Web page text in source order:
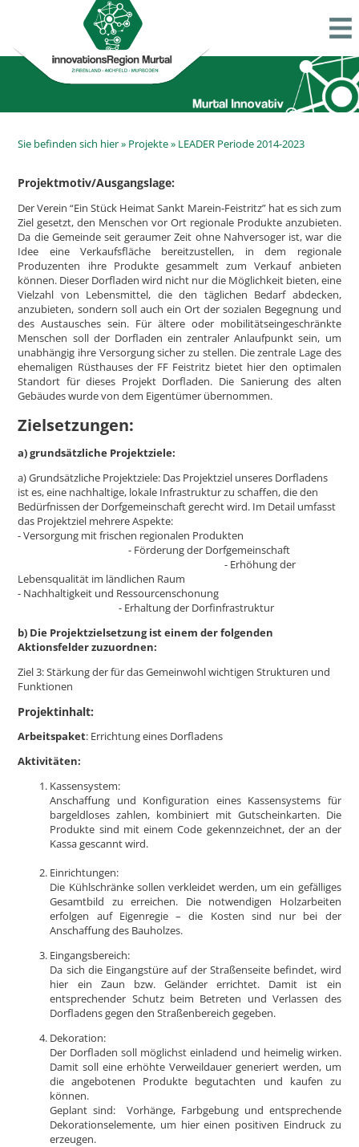
Sie befinden sich hier » Projekte» LEADER Periode 2014-2023
Projektmotiv/Ausgangslage:
Der Verein “Ein Stück Heimat Sankt Marein-Feistritz” hat es sich zum
Ziel gesetzt, den Menschen vor Ort regionale Produkte anzubieten.
Da die Gemeinde seit geraumer Zeit ohne Nahversoger ist, war die
Idee eine Verkaufsfläche bereitzustellen, in dem regionale
Produzenten ihre Produkte gesammelt zum Verkauf anbieten
können. Dieser Dorfladen wird nicht nur die Möglichkeit bieten, eine
Vielzahl von Lebensmittel, die den täglichen Bedarf abdecken,
anzubieten, sondern soll auch ein Ort der sozialen Begegnung und
des Austausches sein. Für ältere oder mobilitätseingeschränkte
Menschen soll der Dorfladen ein zentraler Anlaufpunkt sein, um
unabhängig ihre Versorgung sicher zu stellen. Die zentrale Lage des
ehemaligen Rüsthauses der FF Feistritz bietet hier den optimalen
Standort für dieses Projekt Dorfladen. Die Sanierung des alten
Gebäudes wurde von dem Eigentümer übernommen.
Zielsetzungen:
a) grundsätzliche Projektziele:
a) Grundsätzliche Projektziele: Das Projektziel unseres Dorfladens
ist es, eine nachhaltige, lokale Infrastruktur zu schaffen, die den
Bedürfnissen der Dorfgemeinschaft gerecht wird. Im Detail umfasst
das Projektziel mehrere Aspekte:
- Versorgung mit frischen regionalen Produkten
- Förderung der Dorfgemeinschaft
- Erhöhung der
Lebensqualität im ländlichen Raum
- Nachhaltigkeit und Ressourcenschonung
- Erhaltung der Dorfinfrastruktur
b) Die Projektzielsetzung ist einem der folgenden
Aktionsfelder zuzuordnen:
Ziel 3: Stärkung der für das Gemeinwohl wichtigen Strukturen und
Funktionen
Projektinhalt:
Arbeitspaket: Errichtung eines Dorfladens
Aktivitäten:
Kassensystem:
Anschaffung und Konfiguration eines Kassensystems für
bargeldloses zahlen, kombiniert mit Gutscheinkarten. Die
Produkte sind mit einem Code gekennzeichnet, der an der
Kassa gescannt wird.
Einrichtungen:
Die Kühlschränke sollen verkleidet werden, um ein gefälliges
Gesamtbild zu erreichen. Die notwendigen Holzarbeiten
erfolgen auf Eigenregie – die Kosten sind nur bei der
Anschaffung des Bauholzes.
Eingangsbereich:
Da sich die Eingangstüre auf der Straßenseite befindet, wird
hier ein Zaun bzw. Geländer errichtet. Damit ist ein
entsprechender Schutz beim Betreten und Verlassen des
Dorfladens gegen den Straßenbereich gegeben.
Dekoration:
Der Dorfladen soll möglichst einladend und heimelig wirken.
Damit soll eine erhöhte Verweildauer generiert werden, um
die angebotenen Produkte begutachten und kaufen zu
können.
Geplant sind: Vorhänge, Farbgebung und entsprechende
Dekorationselemente, um hier einen positiven Eindruck zu
erzeugen.